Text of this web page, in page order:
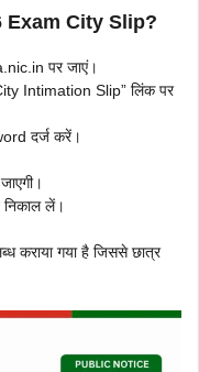
Exam City Slip?
पर जाएं।
Intimation Slip” लिंक पर
दर्ज करें।
निकाल लें।
कराया गया है जिससे छात्र